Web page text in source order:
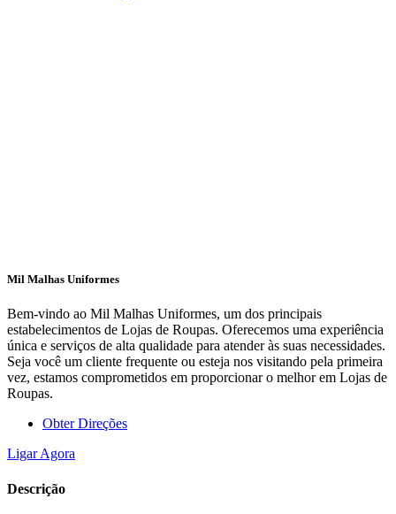
Mil Malhas Uniformes
Bem-vindo ao Mil Malhas Uniformes, um dos principais
estabelecimentos de Lojas de Roupas. Oferecemos uma experiência
única e serviços de alta qualidade para atender às suas necessidades.
Seja você um cliente frequente ou esteja nos visitando pela primeira
vez, estamos comprometidos em proporcionar o melhor em Lojas de
Roupas.
Obter Direções
Ligar Agora
Descrição